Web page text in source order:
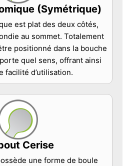
(Symétrique)
est plat des deux côtés,
au sommet. Totalement
positionné dans la bouche
quel sens, offrant ainsi
facilité d’utilisation.
Cerise
une forme de boule